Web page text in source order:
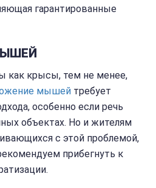
гарантированные
как крысы, тем не менее,
мышей требует
особенно если речь
объектах. Но и жителям
с этой проблемой,
прибегнуть к